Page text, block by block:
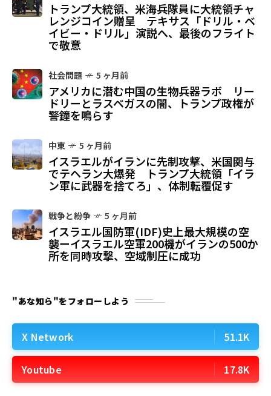
トランプ大統領、米海兵隊員に大統領チャ
レンジコイン贈呈 テキサス「ドリル・ベ
イビー・ドリル」演説へ、最後のフライト
で敬意
社会問題 5 ヶ月前
アメリカに潜む中国の生物兵器ラボ リー
ドリーとラスベガスの闇、トランプ政権が
警鐘を鳴らす
中東 5 ヶ月前
イスラエルがイランに先制攻撃、米国関与
でテヘラン大爆発 トランプ大統領「イラ
ン軍に武器を捨てろ」、体制転覆促す
戦争と紛争 5 ヶ月前
イスラエル国防軍(IDF)史上最大規模の空
襲ーイスラエル空軍200機がイランの500か
所を同時攻撃、空域制圧に成功
"あな知ら"をフォローしよう
X Network 51.1K
Youtube 17.8K